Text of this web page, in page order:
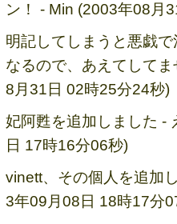
ン！ - Min (2003年08月
明記してしまうと悪戯で
なるので、あえてして
8月31日 02時25分24秒)
妃阿甦を追加しました -
日 17時16分06秒)
vinett、その個人を追加
3年09月08日 18時17分